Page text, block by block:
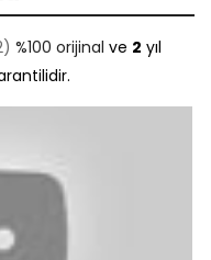
%100 orijinal ve 2 yıl